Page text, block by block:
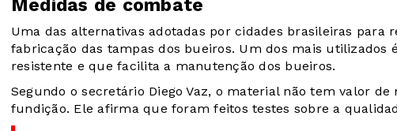
Medidas de combate
Uma das alternativas adotadas por cidades brasileiras
fabricação das tampas dos bueiros. Um dos mais
resistente e que facilita a manutenção dos bueiros.
Segundo o secretário Diego Vaz, o material não tem valor
fundição. Ele afirma que foram feitos testes sobre a